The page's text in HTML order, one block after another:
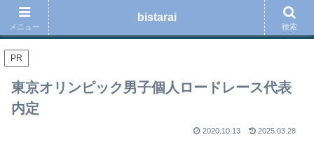
ロードバイク、スポーツ、音楽、読書、ブログ運用の事などを綴る趣味のブロ
PR
東京オリンピック男子個人ロードレース代表
内定
2020.10.13 2025.03.28
メニュー
bistarai
検索